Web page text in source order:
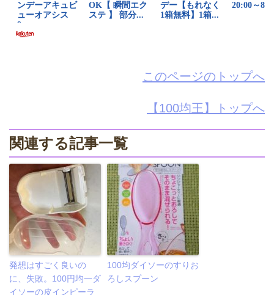
このページのトップへ
【100均王】トップへ
関連する記事一覧
発想はすごく良いの
に、失敗。100円均一ダ
イソーの皮インピーラ
100均ダイソーのすりお
ろしスプーン